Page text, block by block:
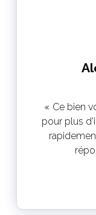
Ce bien
pour plus